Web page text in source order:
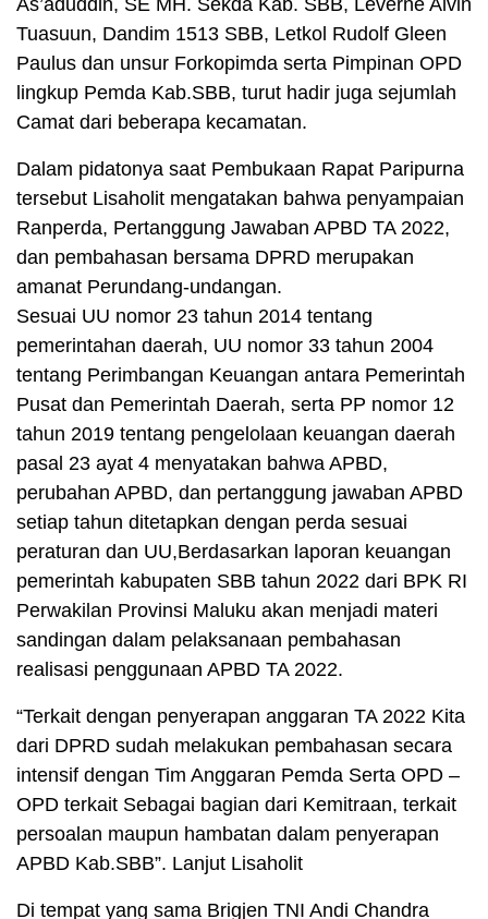
As’aduddin, SE MH. Sekda Kab. SBB, Leverne Alvin
Tuasuun, Dandim 1513 SBB, Letkol Rudolf Gleen
Paulus dan unsur Forkopimda serta Pimpinan OPD
lingkup Pemda Kab.SBB, turut hadir juga sejumlah
Camat dari beberapa kecamatan.
Dalam pidatonya saat Pembukaan Rapat Paripurna
tersebut Lisaholit mengatakan bahwa penyampaian
Ranperda, Pertanggung Jawaban APBD TA 2022,
dan pembahasan bersama DPRD merupakan
amanat Perundang-undangan.
Sesuai UU nomor 23 tahun 2014 tentang
pemerintahan daerah, UU nomor 33 tahun 2004
tentang Perimbangan Keuangan antara Pemerintah
Pusat dan Pemerintah Daerah, serta PP nomor 12
tahun 2019 tentang pengelolaan keuangan daerah
pasal 23 ayat 4 menyatakan bahwa APBD,
perubahan APBD, dan pertanggung jawaban APBD
setiap tahun ditetapkan dengan perda sesuai
peraturan dan UU,Berdasarkan laporan keuangan
pemerintah kabupaten SBB tahun 2022 dari BPK RI
Perwakilan Provinsi Maluku akan menjadi materi
sandingan dalam pelaksanaan pembahasan
realisasi penggunaan APBD TA 2022.
“Terkait dengan penyerapan anggaran TA 2022 Kita
dari DPRD sudah melakukan pembahasan secara
intensif dengan Tim Anggaran Pemda Serta OPD –
OPD terkait Sebagai bagian dari Kemitraan, terkait
persoalan maupun hambatan dalam penyerapan
APBD Kab.SBB”. Lanjut Lisaholit
Di tempat yang sama Brigjen TNI Andi Chandra